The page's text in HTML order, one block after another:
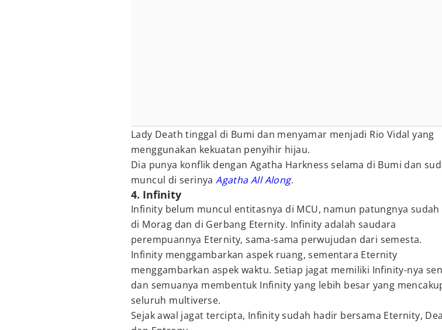
Lady Death tinggal di Bumi dan menyamar menjadi Rio Vidal yang
menggunakan kekuatan penyihir hijau.
Dia punya konflik dengan Agatha Harkness selama di Bumi dan
muncul di serinyaAgatha All Along.
4. Infinity
Infinity belum muncul entitasnya di MCU, namun patungnya sudah
di Morag dan di Gerbang Eternity. Infinity adalah saudara
perempuannya Eternity, sama-sama perwujudan dari semesta.
Infinity menggambarkan aspek ruang, sementara Eternity
menggambarkan aspek waktu. Setiap jagat memiliki Infinity-nya
dan semuanya membentuk Infinity yang lebih besar yang
seluruh multiverse.
Sejak awal jagat tercipta, Infinity sudah hadir bersama Eternity,